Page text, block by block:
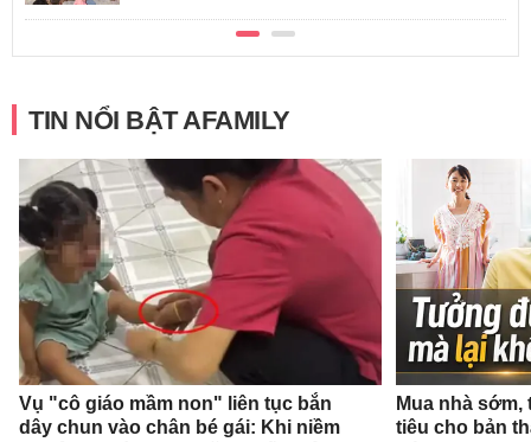
TIN NỔI BẬT AFAMILY
Vụ "cô giáo mầm non" liên tục bắn
dây chun vào chân bé gái: Khi niềm
Mua nhà
tiêu cho bản